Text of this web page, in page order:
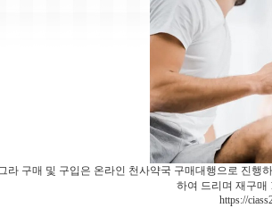
라 구매 및 구입은 온라인 천사약국 구매대행으로 진
하여 드리며 재구매
https://